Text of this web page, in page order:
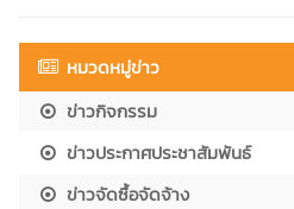
หมวดหมู่ข่าว
ข่าวกิจกรรม
ข่าวประกาศประชาสัมพันธ์
ข่าวจัดซื้อจัดจ้าง